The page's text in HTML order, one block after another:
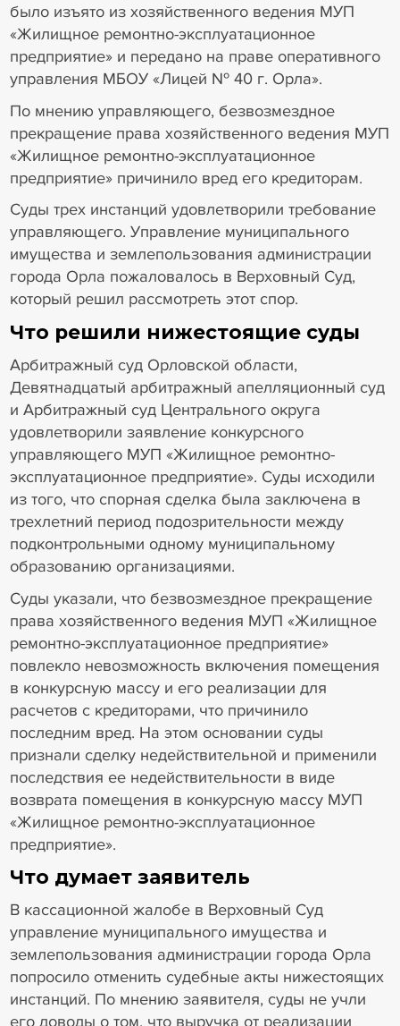
было изъято из хозяйственного ведения МУП
«Жилищное ремонтно-эксплуатационное
предприятие» и передано на праве оперативного
управления МБОУ «Лицей № 40 г. Орла».
По мнению управляющего, безвозмездное
прекращение права хозяйственного ведения МУП
«Жилищное ремонтно-эксплуатационное
предприятие» причинило вред его кредиторам.
Суды трех инстанций удовлетворили требование
управляющего. Управление муниципального
имущества и землепользования администрации
города Орла пожаловалось в Верховный Суд,
который решил рассмотреть этот спор.
Что решили нижестоящие суды
Арбитражный суд Орловской области,
Девятнадцатый арбитражный апелляционный суд
и Арбитражный суд Центрального округа
удовлетворили заявление конкурсного
управляющего МУП «Жилищное ремонтно-
эксплуатационное предприятие». Суды исходили
из того, что спорная сделка была заключена в
трехлетний период подозрительности между
подконтрольными одному муниципальному
образованию организациями.
Суды указали, что безвозмездное прекращение
права хозяйственного ведения МУП «Жилищное
ремонтно-эксплуатационное предприятие»
повлекло невозможность включения помещения
в конкурсную массу и его реализации для
расчетов с кредиторами, что причинило
последним вред. На этом основании суды
признали сделку недействительной и применили
последствия ее недействительности в виде
возврата помещения в конкурсную массу МУП
«Жилищное ремонтно-эксплуатационное
предприятие».
Что думает заявитель
В кассационной жалобе в Верховный Суд
управление муниципального имущества и
землепользования администрации города Орла
попросило отменить судебные акты нижестоящих
инстанций. По мнению заявителя, суды не учли
его доводы о том, что выручка от реализации